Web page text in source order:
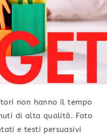
non hanno il tempo
di alta qualità. Foto
e testi persuasivi